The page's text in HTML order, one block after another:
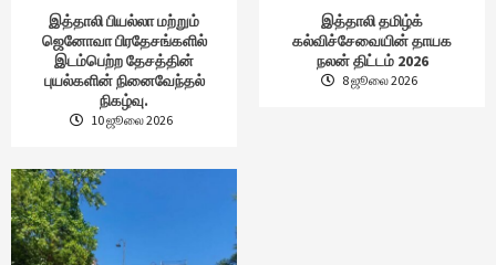
இத்தாலி பியல்லா மற்றும்
ஜெனோவா பிரதேசங்களில்
இடம்பெற்ற தேசத்தின்
புயல்களின் நினைவேந்தல்
நிகழ்வு.
10 ஜூலை 2026
இத்தாலி தமிழ்க்
கல்விச்சேவையின் தாயக
நலன் திட்டம் 2026
8 ஜூலை 2026